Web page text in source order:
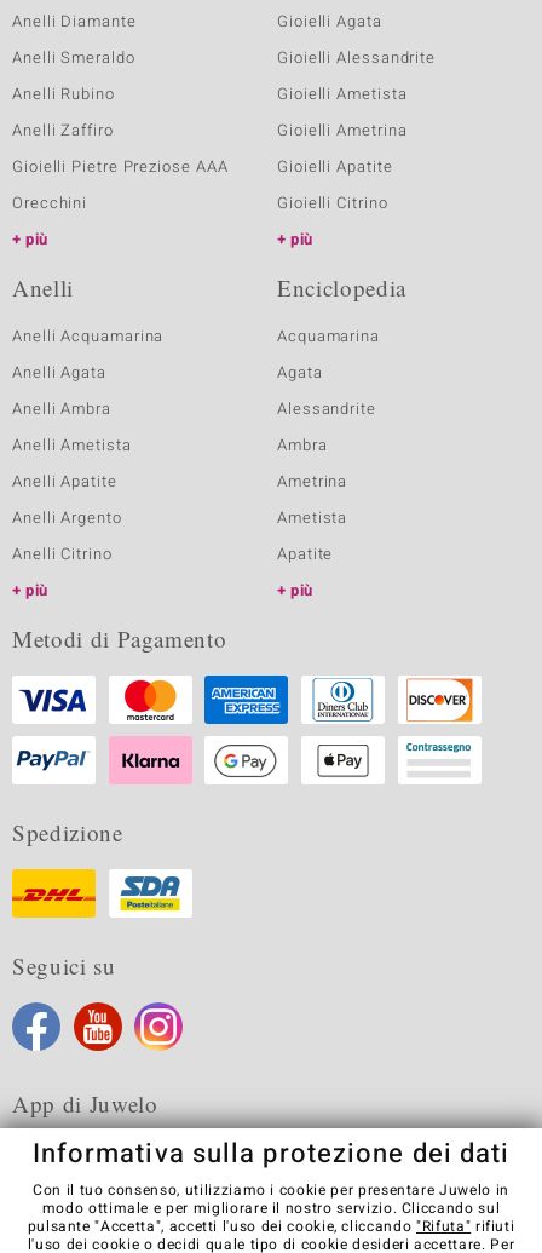
Anelli Diamante
Anelli Smeraldo
Anelli Rubino
Anelli Zaffiro
Gioielli Pietre Preziose AAA
Orecchini
più
Gioielli Agata
Gioielli Alessandrite
Gioielli Ametista
Gioielli Ametrina
Gioielli Apatite
Gioielli Citrino
più
Anelli
Anelli Acquamarina
Anelli Agata
Anelli Ambra
Anelli Ametista
Anelli Apatite
Anelli Argento
Anelli Citrino
più
Enciclopedia
Acquamarina
Agata
Alessandrite
Ambra
Ametrina
Ametista
Apatite
più
Metodi di Pagamento
Spedizione
Seguici su
App di Juwelo
Condizioni generali di vendita Informativa Privacy
Cookies
Informativa sulla protezione dei dati
Con il tuo consenso, utilizziamo i cookie per presentare Juwelo in
modo ottimale e per migliorare il nostro servizio. Cliccando sul
pulsante "Accetta", accetti l'uso dei cookie, cliccando "Rifuta" rifiuti
l'uso dei cookie o decidi quale tipo di cookie desideri accettare. Per